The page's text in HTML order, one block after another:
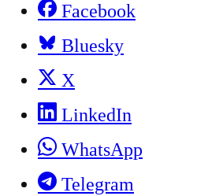
Facebook
Bluesky
X
LinkedIn
WhatsApp
Telegram